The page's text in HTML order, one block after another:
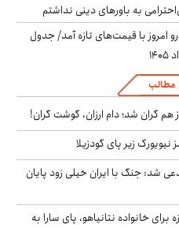
به باورهای دینی نداشتم
امروز با قیمت‌های تازه آمد/ جدول
مطالب
هم گران شد؛ دام ارزان، گوشت گران!
زیر پای گودزیلا
شد: جنگ با ایران خیلی زود پایان
برای خانواده نتانیاهو، پای سارا به